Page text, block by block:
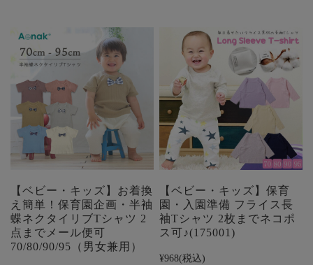
【ベビー・キッズ】お着換
え簡単！保育園企画・半袖
蝶ネクタイリブTシャツ 2
点までメール便可
70/80/90/95（男女兼用）
【ベビー・キッズ】保育
園・入園準備 フライス長
袖Tシャツ 2枚までネコポ
ス可♪(175001)
¥968(税込)